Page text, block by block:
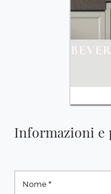
Informazioni e